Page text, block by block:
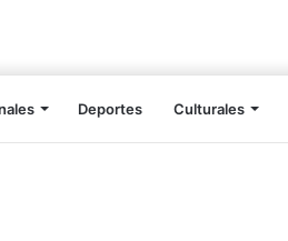
Deportes Culturales